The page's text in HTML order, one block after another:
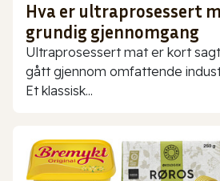
Hva er ultraprosessert
grundig gjennomgang
Ultraprosessert mat er kort
gått gjennom omfattende
Et klassisk...